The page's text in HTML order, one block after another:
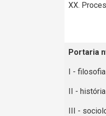
XX.
Portaria
I -
II -
III -